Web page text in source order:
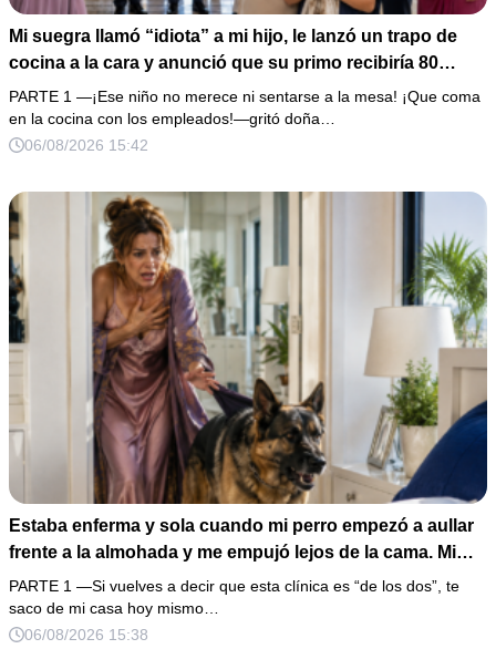
Mi suegra llamó “idiota” a mi hijo, le lanzó un trapo de
cocina a la cara y anunció que su primo recibiría 80
millones y el 50% de las acciones: “Aprende cuál es tu
lugar”. Permanecí en silencio hasta que terminaron de
firmar; entonces mostré una grabación y alguien llamó a
PARTE 1 —¡Ese niño no merece ni sentarse a la mesa! ¡Que coma
en la cocina con los empleados!—gritó doña…
06/08/2026 15:42
Estaba enferma y sola cuando mi perro empezó a aullar
frente a la almohada y me empujó lejos de la cama. Mi
esposo regresó un día antes y susurró: “Acuéstate,
amor, yo te cuidaré”. Fingí obedecer, pero escondí una
grabadora bajo la cobija… Esa noche escuché por qué
PARTE 1 —Si vuelves a decir que esta clínica es “de los dos”, te
saco de mi casa hoy mismo…
06/08/2026 15:38